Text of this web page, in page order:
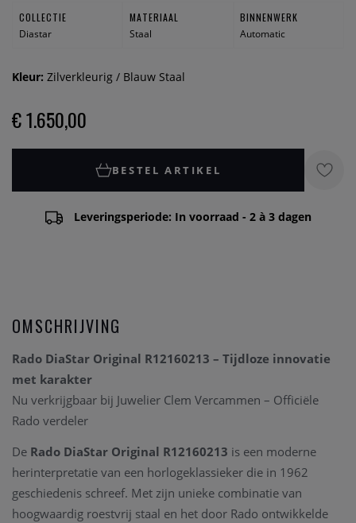
COLLECTIE
Diastar
MATERIAAL
Staal
BINNENWERK
Automatic
Kleur: Zilverkleurig / Blauw Staal
€ 1.650,00
BESTEL ARTIKEL
Leveringsperiode: In voorraad - 2 à 3 dagen
OMSCHRIJVING
Rado DiaStar Original R12160213 – Tijdloze innovatie
met karakter
Nu verkrijgbaar bij Juwelier Clem Vercammen – Officiële
Rado verdeler
De Rado DiaStar Original R12160213 is een moderne
herinterpretatie van een horlogeklassieker die in 1962
geschiedenis schreef. Met zijn unieke combinatie van
hoogwaardig roestvrij staal en het door Rado ontwikkelde